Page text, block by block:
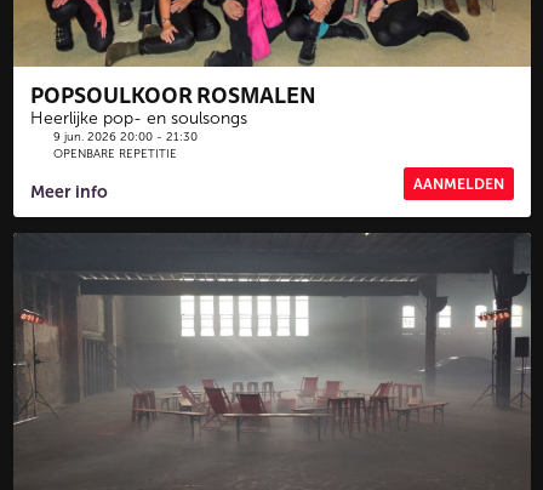
POPSOULKOOR ROSMALEN
Heerlijke pop- en soulsongs
9 jun. 2026 20:00 - 21:30
OPENBARE REPETITIE
Meer info AANMELDEN